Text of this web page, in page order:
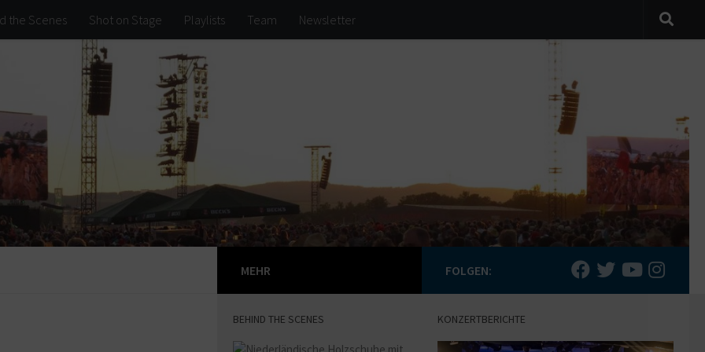
the Scenes Shot on Stage Playlists Team Newsletter
FOLGEN:
KONZERTBERICHTE
MEHR
BEHIND THE SCENES